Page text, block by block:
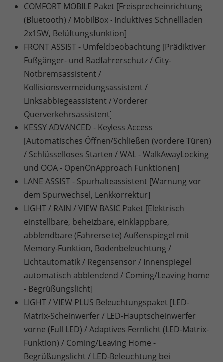
COMFORT MOBILE Paket [Freisprecheinrichtung
(Bluetooth) / MobilBox - Induktives Schnellladen
2x15W, Belüftungsfunktion]
FRONT ASSIST - Umfeldbeobachtung [Prädiktiver
Fußgänger- und Radfahrerschutz / City-
Notbremsassistent /
Kollisionsvermeidungsassistent /
Linksabbiegeassistent / Vorderer
Querverkehrsassistent]
KESSY ADVANCED - Keyless Access
[Automatisches Öffnen/Schließen (vordere Türen)
/ Schlüsselloses Starten / WAL - WalkAwayLocking
und OOA - OpenOnApproach Funktionen]
LANE ASSIST - Spurhalteassistent [Warnung vor
dem Spurwechsel, Lenkkorrektur]
LIGHT / RAIN / VIEW BASIC Paket [Elektrisch
einstellbare, beheizbare, einklappbare,
abblendbare (Fahrerseite) Außenspiegel mit
Memory-Funktion, Bodenbeleuchtung /
Lichtautomatik / Regensensor / Innenspiegel
automatisch abblendend / Coming/Leaving home
- Begrüßungslicht]
LIGHT / VIEW PLUS Beleuchtungspaket [LED-
Matrix-Scheinwerfer / LED-Hauptscheinwerfer
vorne (Full LED) / Adaptives Fernlicht (LED-Matrix-
Funktion) / Coming/Leaving Home -
Begrüßungslicht / LED-Beleuchtung bei